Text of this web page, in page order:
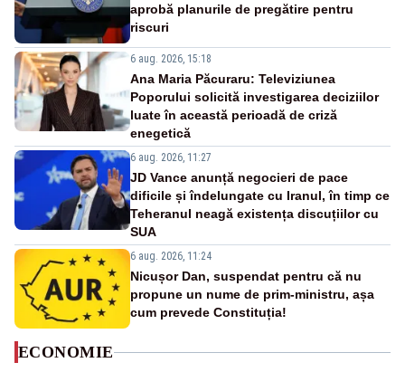
aprobă planurile de pregătire pentru
riscuri
6 aug. 2026, 15:18
Ana Maria Păcuraru: Televiziunea
Poporului solicită investigarea deciziilor
luate în această perioadă de criză
enegetică
6 aug. 2026, 11:27
JD Vance anunță negocieri de pace
dificile și îndelungate cu Iranul, în timp ce
Teheranul neagă existența discuțiilor cu
SUA
6 aug. 2026, 11:24
Nicușor Dan, suspendat pentru că nu
propune un nume de prim-ministru, așa
cum prevede Constituția!
ECONOMIE